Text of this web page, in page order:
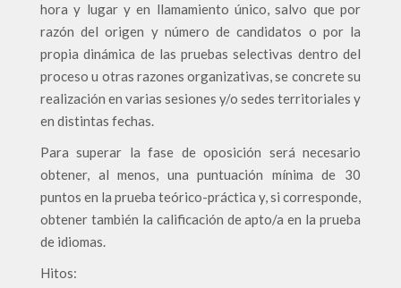
hora y lugar y en llamamiento único, salvo que por
razón del origen y número de candidatos o por la
propia dinámica de las pruebas selectivas dentro del
proceso u otras razones organizativas, se concrete su
realización en varias sesiones y/o sedes territoriales y
en distintas fechas.
Para superar la fase de oposición será necesario
obtener, al menos, una puntuación mínima de 30
puntos en la prueba teórico-práctica y, si corresponde,
obtener también la calificación de apto/a en la prueba
de idiomas.
Hitos: